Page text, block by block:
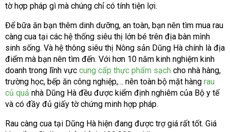
tờ hợp pháp gì mà chúng chỉ có tính tiện lợi.
Để bữa ăn bạn thêm dinh dưỡng, an toàn, bạn nên tìm mua rau
càng cua tại các hệ thống siêu thị lớn bé trên địa bàn mình
sinh sống. Và hệ thông siêu thị Nông sản Dũng Hà chính là địa
điểm mà bạn nên tìm đến. Với hơn 10 năm kinh nghiệm kinh
doanh trong lĩnh vực cung cấp thực phẩm sạch cho nhà hàng,
trường học, bếp ăn công nghiệp,… nên toàn bộ mặt hàng rau
củ quả nhà Dũng Hà đều được kiểm định nghiêm của Bộ y tế
và có đầy đủ giấy tờ chứng minh hợp pháp.
Rau càng cua tại Dũng Hà hiện đang được trợ giá rất tốt. Giá